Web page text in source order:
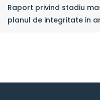
Raport privind stadiu
planul de integritate in